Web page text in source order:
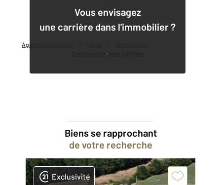
Agence immobilière
Vous envisagez
une carrière dans l'immobilier ?
Découvrir nos offres
Biens se rapprochant
de votre recherche
Exclusivité